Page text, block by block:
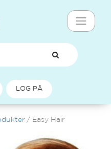
LOG PÅ
/ Easy Hair